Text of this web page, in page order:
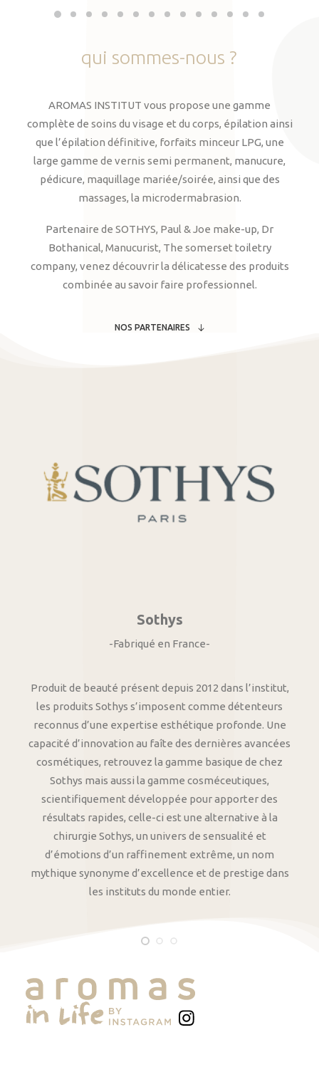
qui sommes-nous ?
AROMAS INSTITUT vous propose une gamme
complète de soins du visage et du corps, épilation ainsi
que l’épilation définitive, forfaits minceur LPG, une
large gamme de vernis semi permanent, manucure,
pédicure, maquillage mariée/soirée, ainsi que des
massages, la microdermabrasion.
Partenaire de SOTHYS, Paul & Joe make-up, Dr
Bothanical, Manucurist, The somerset toiletry
company, venez découvrir la délicatesse des produits
combinée au savoir faire professionnel.
NOS PARTENAIRES
Sothys
-Fabriqué en France-
Produit de beauté présent depuis 2012 dans l’institut,
les produits Sothys s’imposent comme détenteurs
reconnus d’une expertise esthétique profonde. Une
capacité d’innovation au faîte des dernières avancées
cosmétiques, retrouvez la gamme basique de chez
Sothys mais aussi la gamme cosméceutiques,
scientifiquement développée pour apporter des
résultats rapides, celle-ci est une alternative à la
chirurgie Sothys, un univers de sensualité et
d’émotions d’un raffinement extrême, un nom
mythique synonyme d’excellence et de prestige dans
les instituts du monde entier.